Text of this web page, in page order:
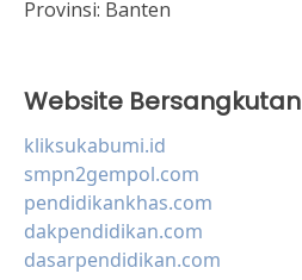
Provinsi: Banten
Website Bersangkutan
kliksukabumi.id
smpn2gempol.com
pendidikankhas.com
dakpendidikan.com
dasarpendidikan.com